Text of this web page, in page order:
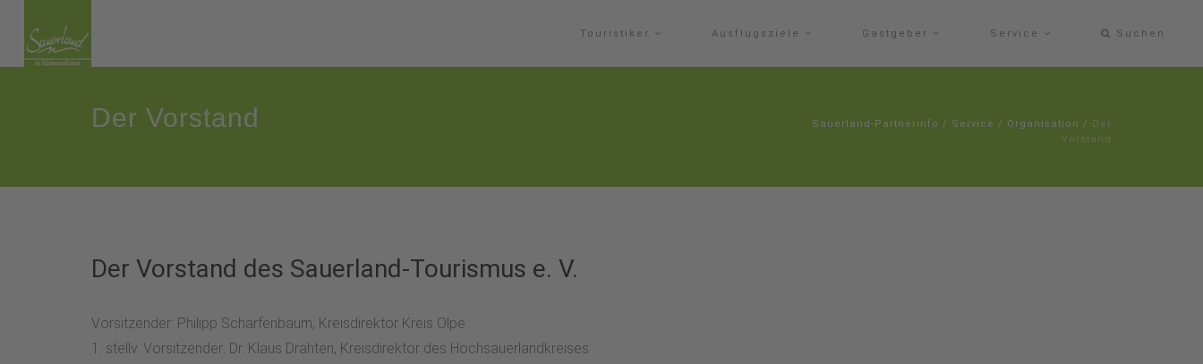
Touristiker Ausflugsziele Gastgeber Service Suchen
Der Vorstand Sauerland-Partnerinfo / Service / Organisation / Der
Vorstand
Der Vorstand des Sauerland-Tourismus e. V.
Vorsitzender: Philipp Scharfenbaum, Kreisdirektor Kreis Olpe
1. stellv. Vorsitzender: Dr. Klaus Drahten, Kreisdirektor des Hochsauerlandkreises